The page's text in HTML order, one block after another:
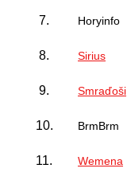
7. Horyinfo
8. Sirius
9. Smraďoši
10. BrmBrm
11. Wemena